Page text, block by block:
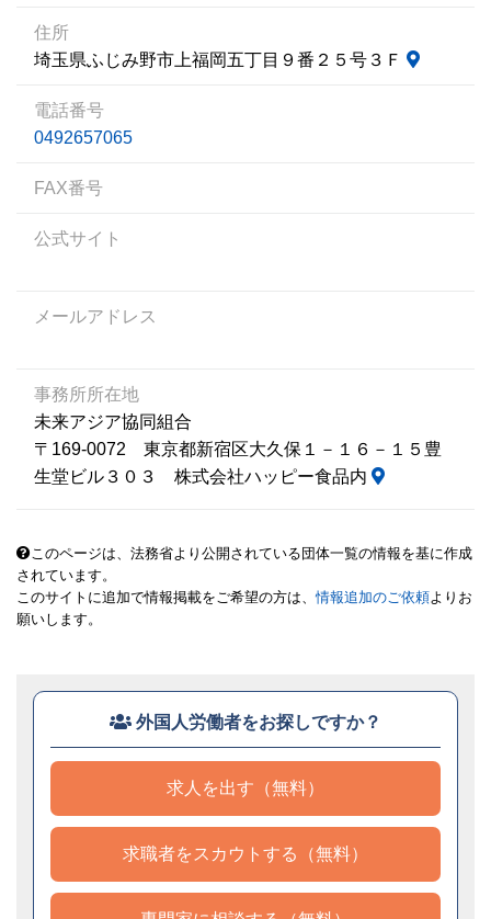
住所
埼玉県ふじみ野市上福岡五丁目９番２５号３Ｆ
電話番号
0492657065
FAX番号
公式サイト
メールアドレス
事務所所在地
未来アジア協同組合
〒169-0072 東京都新宿区大久保１－１６－１５豊
生堂ビル３０３ 株式会社ハッピー食品内
このページは、法務省より公開されている団体一覧の情報を基に作成
されています。
このサイトに追加で情報掲載をご希望の方は、情報追加のご依頼よりお
願いします。
外国人労働者をお探しですか？
求人を出す（無料）
求職者をスカウトする（無料）